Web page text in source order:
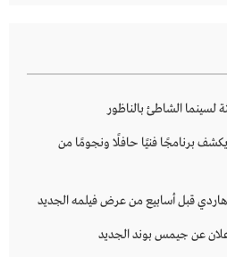
لسينما الشاطئ بالناظور
مهرجان صيف الأوداية 2026 يكشف برنامجًا فنيًا حافلًا ونجومًا من
هاردي قبل أسابيع من عرض فيلمه الجديد
عن جيمس بوند الجديد